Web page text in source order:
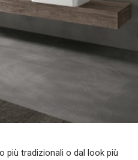
più tradizionali o dal look più